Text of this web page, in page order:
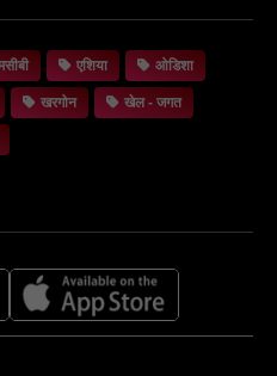
एशिया
ओडिशा
खरगोन
खेल - जगत